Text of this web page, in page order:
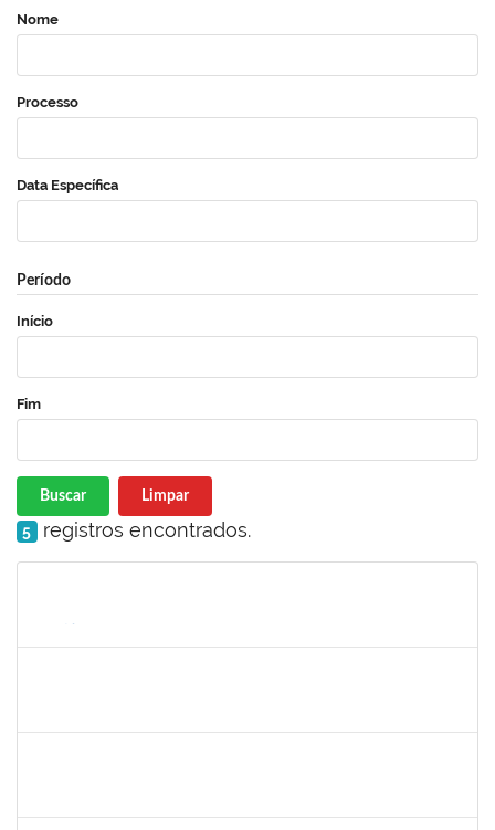
Nome
Processo
Data Específica
Período
Início
Fim
Buscar Limpar
5 registros encontrados.